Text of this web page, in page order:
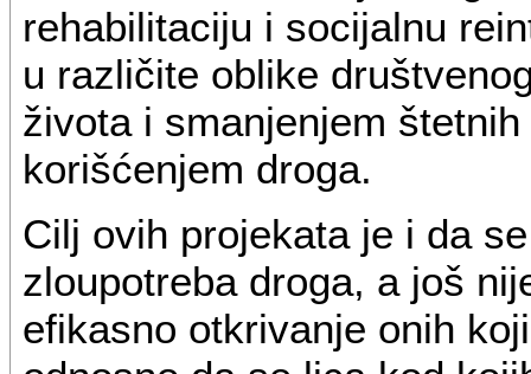
rehabilitaciju i socijalnu
u različite oblike
života i smanjenjem
korišćenjem droga.
Cilj ovih projekata je i da
zloupotreba droga, a još
efikasno otkrivanje onih